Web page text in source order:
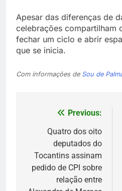
Apesar das diferenças de
celebrações compartilham
fechar um ciclo e abrir
que se inicia.
Com informações de Sou de
Navegação
Post
Previous:
Quatro dos oito
deputados do
Tocantins assinam
pedido de CPI sobre
relação entre